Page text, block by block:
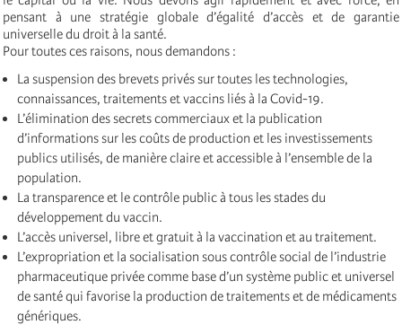
pensant à une stratégie globale d’égalité d’accès et de garantie
universelle du droit à la santé.
Pour toutes ces raisons, nous demandons :
La suspension des brevets privés sur toutes les technologies,
connaissances, traitements et vaccins liés à la Covid-19.
L’élimination des secrets commerciaux et la publication
d’informations sur les coûts de production et les investissements
publics utilisés, de manière claire et accessible à l’ensemble de la
population.
La transparence et le contrôle public à tous les stades du
développement du vaccin.
L’accès universel, libre et gratuit à la vaccination et au traitement.
L’expropriation et la socialisation sous contrôle social de l’industrie
pharmaceutique privée comme base d’un système public et universel
de santé qui favorise la production de traitements et de médicaments
génériques.